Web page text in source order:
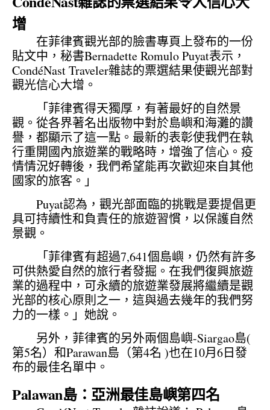
增
在菲律賓觀光部的臉書專頁上發布的一份
貼文中，秘書Bernadette Romulo Puyat表示，
CondéNast Traveler雜誌的票選結果使觀光部對
觀光信心大增。
「菲律賓得天獨厚，有著最好的自然景
觀。從各界著名出版物中對於島嶼和海灘的讚
譽，都顯示了這一點。最新的表彰使我們在執
行重開國內旅遊業的戰略時，增強了信心。疫
情情況好轉後，我們希望能再次歡迎來自其他
國家的旅客。」
Puyat認為，觀光部面臨的挑戰是要提倡更
具可持續性和負責任的旅遊習慣，以保護自然
景觀。
「菲律賓有超過7,641個島嶼，仍然有許多
可供熱愛自然的旅行者發掘。在我們復興旅遊
業的過程中，可永續的旅遊業發展將繼續是觀
光部的核心原則之一，這與過去幾年的我們努
力的一樣。」她說。
另外，菲律賓的另外兩個島嶼-Siargao島(
第5名）和Parawan島（第4名 )也在10月6日發
布的最佳名單中。
Palawan島：亞洲最佳島嶼第四名